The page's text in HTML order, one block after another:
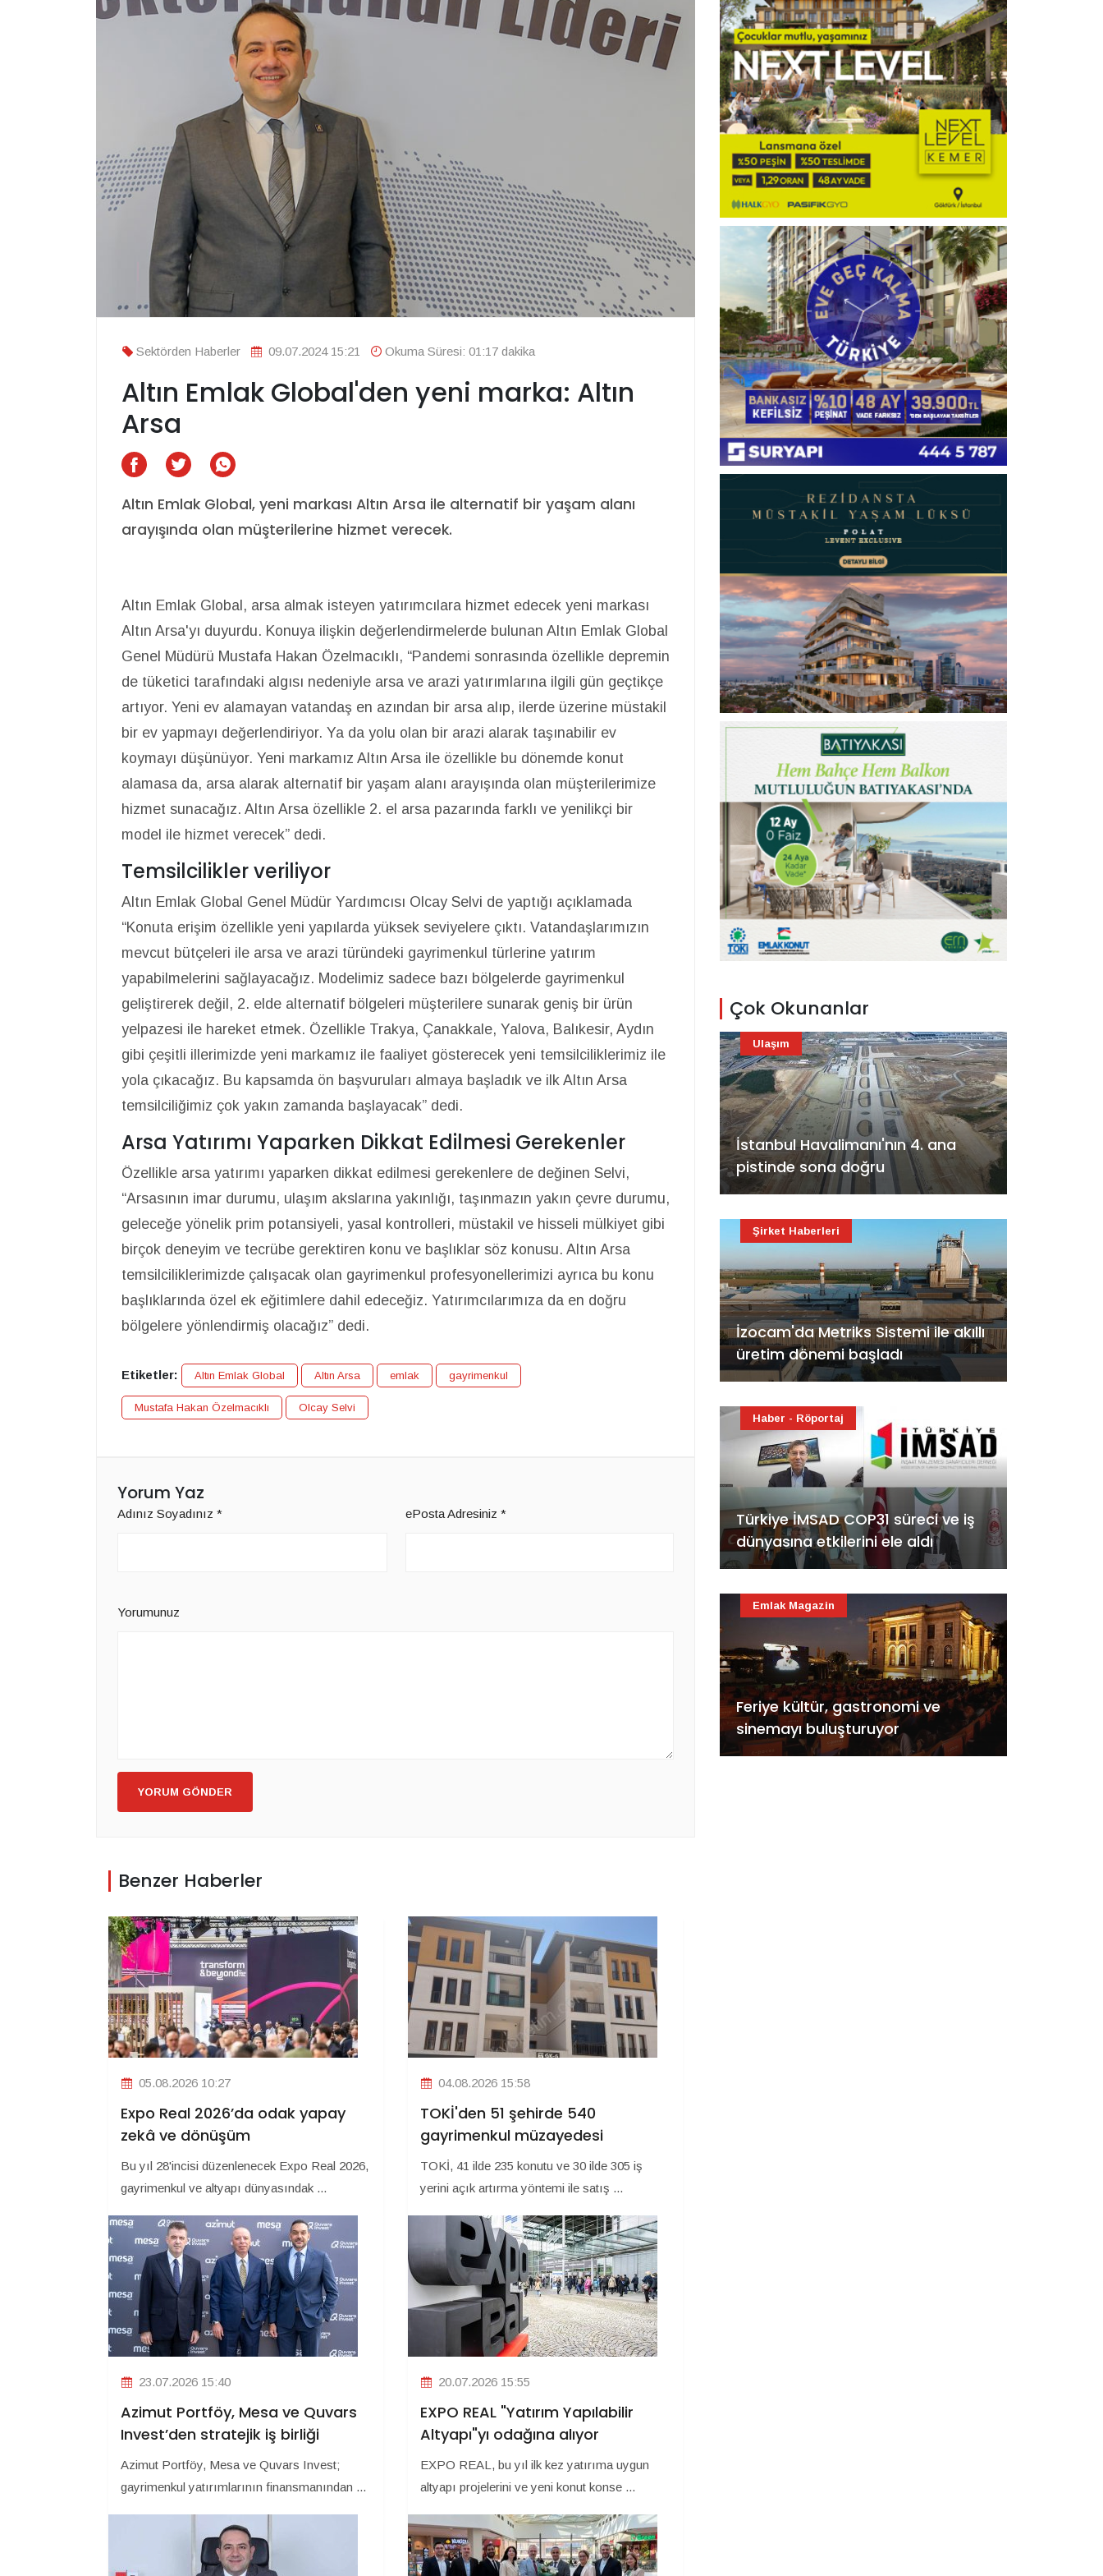
Sektörden Haberler 09.07.2024 15:21 Okuma Süresi: 01:17 dakika
Altın Emlak Global'den yeni marka: Altın
Arsa
Altın Emlak Global, yeni markası Altın Arsa ile alternatif bir yaşam alanı
arayışında olan müşterilerine hizmet verecek.
Altın Emlak Global, arsa almak isteyen yatırımcılara hizmet edecek yeni markası
Altın Arsa'yı duyurdu. Konuya ilişkin değerlendirmelerde bulunan Altın Emlak Global
Genel Müdürü Mustafa Hakan Özelmacıklı, “Pandemi sonrasında özellikle depremin
de tüketici tarafındaki algısı nedeniyle arsa ve arazi yatırımlarına ilgili gün geçtikçe
artıyor. Yeni ev alamayan vatandaş en azından bir arsa alıp, ilerde üzerine müstakil
bir ev yapmayı değerlendiriyor. Ya da yolu olan bir arazi alarak taşınabilir ev
koymayı düşünüyor. Yeni markamız Altın Arsa ile özellikle bu dönemde konut
alamasa da, arsa alarak alternatif bir yaşam alanı arayışında olan müşterilerimize
hizmet sunacağız. Altın Arsa özellikle 2. el arsa pazarında farklı ve yenilikçi bir
model ile hizmet verecek” dedi.
Temsilcilikler veriliyor
Altın Emlak Global Genel Müdür Yardımcısı Olcay Selvi de yaptığı açıklamada
“Konuta erişim özellikle yeni yapılarda yüksek seviyelere çıktı. Vatandaşlarımızın
mevcut bütçeleri ile arsa ve arazi türündeki gayrimenkul türlerine yatırım
yapabilmelerini sağlayacağız. Modelimiz sadece bazı bölgelerde gayrimenkul
geliştirerek değil, 2. elde alternatif bölgeleri müşterilere sunarak geniş bir ürün
yelpazesi ile hareket etmek. Özellikle Trakya, Çanakkale, Yalova, Balıkesir, Aydın
gibi çeşitli illerimizde yeni markamız ile faaliyet gösterecek yeni temsilciliklerimiz ile
yola çıkacağız. Bu kapsamda ön başvuruları almaya başladık ve ilk Altın Arsa
temsilciliğimiz çok yakın zamanda başlayacak” dedi.
Arsa Yatırımı Yaparken Dikkat Edilmesi Gerekenler
Özellikle arsa yatırımı yaparken dikkat edilmesi gerekenlere de değinen Selvi,
“Arsasının imar durumu, ulaşım akslarına yakınlığı, taşınmazın yakın çevre durumu,
geleceğe yönelik prim potansiyeli, yasal kontrolleri, müstakil ve hisseli mülkiyet gibi
birçok deneyim ve tecrübe gerektiren konu ve başlıklar söz konusu. Altın Arsa
temsilciliklerimizde çalışacak olan gayrimenkul profesyonellerimizi ayrıca bu konu
başlıklarında özel ek eğitimlere dahil edeceğiz. Yatırımcılarımıza da en doğru
bölgelere yönlendirmiş olacağız” dedi.
Etiketler: Altın Emlak Global Altın Arsa emlak gayrimenkul
Mustafa Hakan Özelmacıklı Olcay Selvi
Yorum Yaz
Adınız Soyadınız * ePosta Adresiniz *
Yorumunuz
YORUM GÖNDER
Benzer Haberler
05.08.2026 10:27
Expo Real 2026’da odak yapay
zekâ ve dönüşüm
Bu yıl 28'incisi düzenlenecek Expo Real 2026,
gayrimenkul ve altyapı dünyasındak ...
04.08.2026 15:58
TOKİ'den 51 şehirde 540
gayrimenkul müzayedesi
TOKİ, 41 ilde 235 konutu ve 30 ilde 305 iş
yerini açık artırma yöntemi ile satış ...
23.07.2026 15:40
Azimut Portföy, Mesa ve Quvars
Invest’den stratejik iş birliği
Azimut Portföy, Mesa ve Quvars Invest;
gayrimenkul yatırımlarının finansmanından ...
20.07.2026 15:55
EXPO REAL "Yatırım Yapılabilir
Altyapı"yı odağına alıyor
EXPO REAL, bu yıl ilk kez yatırıma uygun
altyapı projelerini ve yeni konut konse ...
Çok Okunanlar
İstanbul Havalimanı'nın 4. ana
pistinde sona doğru
Ulaşım
İzocam'da Metriks Sistemi ile akıllı
üretim dönemi başladı
Şirket Haberleri
Türkiye İMSAD COP31 süreci ve iş
dünyasına etkilerini ele aldı
Haber - Röportaj
Feriye kültür, gastronomi ve
sinemayı buluşturuyor
Emlak Magazin